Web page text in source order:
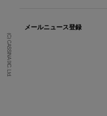
(C) CASSINA IXC. Ltd.
メールニュース登録